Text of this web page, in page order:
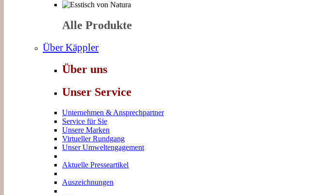
Alle Produkte
Über Käppler
Über uns
Unser Service
Unternehmen & Ansprechpartner
Service für Sie
Unsere Marken
Virtueller Rundgang
Unser Umweltengagement
Aktuelle Presseartikel
Auszeichnungen